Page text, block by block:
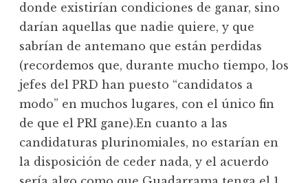
donde existirían condiciones de ganar, sino
darían aquellas que nadie quiere, y que
sabrían de antemano que están perdidas
(recordemos que, durante mucho tiempo, los
jefes del PRD han puesto “candidatos a
modo” en muchos lugares, con el único fin
de que el PRI gane).En cuanto a las
candidaturas plurinomiales, no estarían en
la disposición de ceder nada, y el acuerdo